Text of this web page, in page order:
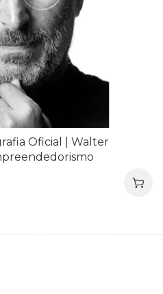
Oficial | Walter